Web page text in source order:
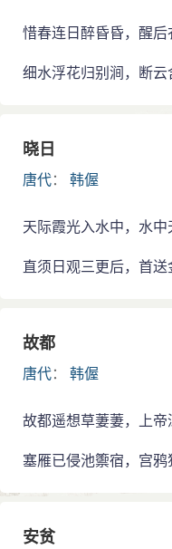
官都避席起立，只有韩
昭宗所宠信，参预枢密
置韩偓于死地，幸经
山东鄄县、河南濮阳以
懿(今贵州桐梓县北)
韩偓离京，使昭宗左右
天祐元年(904年)，
(即哀帝)。为收买人心
复职。韩偓深知一回长
韩偓入闽。天祐二年
韩偓入闽后，在长
表纳贡。韩偓对此心有
邵武时，王审知急忙派
恶终难测”，功名之念
后进入泉州。在泉州
在饱览当地风物之时，
惜春连日醉昏昏，醒后
细水浮花归别涧，断云
晓日
唐代： 韩偓
天际霞光入水中，水中
直须日观三更后，首送
故都
唐代： 韩偓
故都遥想草萋萋，上帝
塞雁已侵池籞宿，宫鸦
安贫